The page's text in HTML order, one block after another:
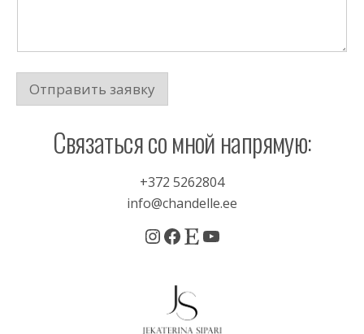
Отправить заявку
Связаться со мной напрямую:
+372 5262804
info@chandelle.ee
Instagram
Facebook
EtsyYouTube